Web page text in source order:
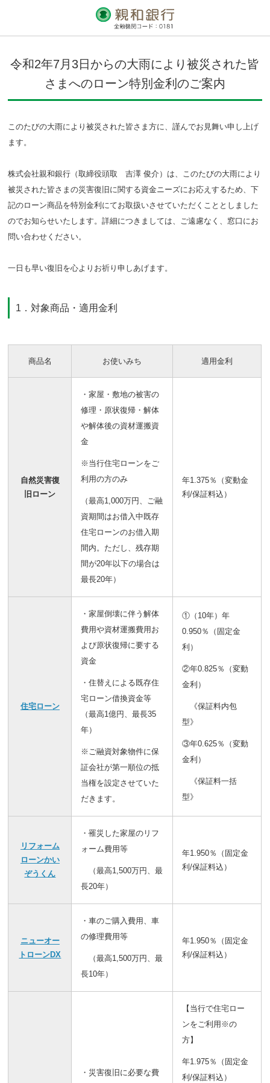
令和2年7月3日からの大雨により被災された皆
さまへのローン特別金利のご案内
このたびの大雨により被災された皆さま方に、謹んでお見舞い申し上げ
ます。
株式会社親和銀行（取締役頭取 吉澤 俊介）は、このたびの大雨により
被災された皆さまの災害復旧に関する資金ニーズにお応えするため、下
記のローン商品を特別金利にてお取扱いさせていただくこととしました
のでお知らせいたします。詳細につきましては、ご遠慮なく、窓口にお
問い合わせください。
一日も早い復旧を心よりお祈り申しあげます。
1．対象商品・適用金利
商品名 お使いみち 適用金利
自然災害復
旧ローン
・家屋・敷地の被害の
修理・原状復帰・解体
や解体後の資材運搬資
金
※当行住宅ローンをご
利用の方のみ
（最高1,000万円、ご融
資期間はお借入中既存
住宅ローンのお借入期
間内。ただし、残存期
間が20年以下の場合は
最長20年）
年1.375％（変動金
利/保証料込）
住宅ローン
・家屋倒壊に伴う解体
費用や資材運搬費用お
よび原状復帰に要する
資金
・住替えによる既存住
宅ローン借換資金等
（最高1億円、最長35
年）
※ご融資対象物件に保
証会社が第一順位の抵
当権を設定させていた
だきます。
①（10年）年
0.950％（固定金
利）
②年0.825％（変動
金利）
《保証料内包
型》
③年0.625％（変動
金利）
《保証料一括
型》
リフォーム
ローンかい
ぞうくん
・罹災した家屋のリフ
ォーム費用等
（最高1,500万円、最
長20年）
年1.950％（固定金
利/保証料込）
ニューオー
トローンDX
・車のご購入費用、車
の修理費用等
（最高1,500万円、最
長10年）
年1.950％（固定金
利/保証料込）
・災害復旧に必要な費
【当行で住宅ロー
ンをご利用※の
方】
年1.975％（固定金
利/保証料込）